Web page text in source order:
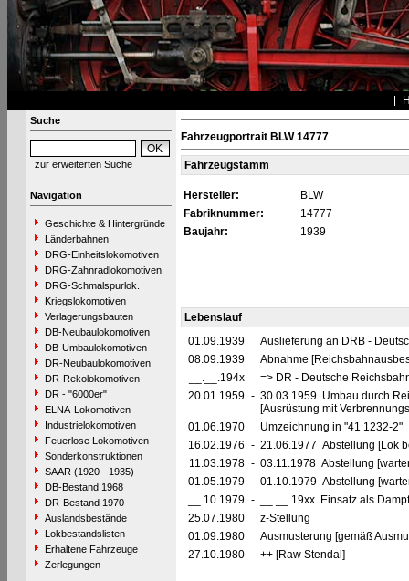
Suche
zur erweiterten Suche
Navigation
Geschichte & Hintergründe
Länderbahnen
DRG-Einheitslokomotiven
DRG-Zahnradlokomotiven
DRG-Schmalspurlok.
Kriegslokomotiven
Verlagerungsbauten
DB-Neubaulokomotiven
DB-Umbaulokomotiven
DR-Neubaulokomotiven
DR-Rekolokomotiven
DR - "6000er"
ELNA-Lokomotiven
Industrielokomotiven
Feuerlose Lokomotiven
Sonderkonstruktionen
SAAR (1920 - 1935)
DB-Bestand 1968
DR-Bestand 1970
Auslandsbestände
Lokbestandslisten
Erhaltene Fahrzeuge
Zerlegungen
Fahrzeugportrait BLW 14777
Fahrzeugstamm
Hersteller:
BLW
Fabriknummer:
14777
Baujahr:
1939
Lebenslauf
01.09.1939
Auslieferung an DRB -
08.09.1939
Abnahme
__.__.194x
=> DR - Deutsche
20.01.1959 - 30.03.1959 Umbau durch
[Ausrüstung mit
01.06.1970
Umzeichnung in "41 1232-2"
16.02.1976 - 21.06.1977 Abstellung [Lok
11.03.1978 - 03.11.1978 Abstellung
01.05.1979 - 01.10.1979 Abstellung
__.10.1979 -
__.__.19xx Einsatz als
25.07.1980
z-Stellung
01.09.1980
Ausmusterung [gemäß
27.10.1980
++ [Raw Stendal]